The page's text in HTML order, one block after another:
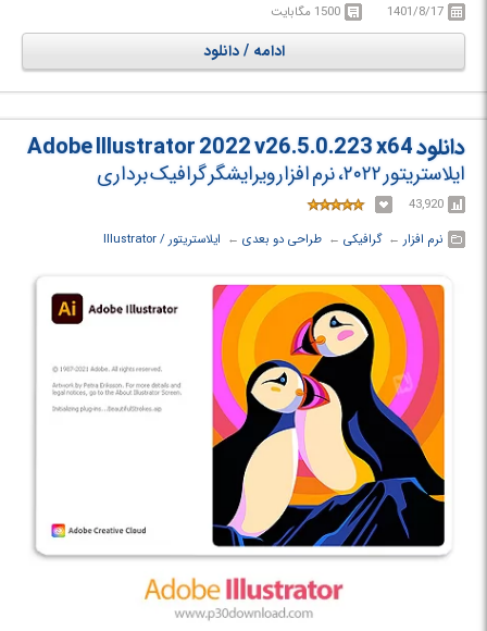
1401/8/17 1500 مگابایت
ادامه / دانلود
دانلود Adobe Illustrator 2022 v26.5.0.223 x64
ایلاستریتور ۲۰۲۲، نرم افزار ویرایشگر گرافیک برداری
43,920
نرم افزار ← ‏گرافیکی ← ‏ طراحی دو بعدی ← ‏ ایلاستریتور / Illustrator